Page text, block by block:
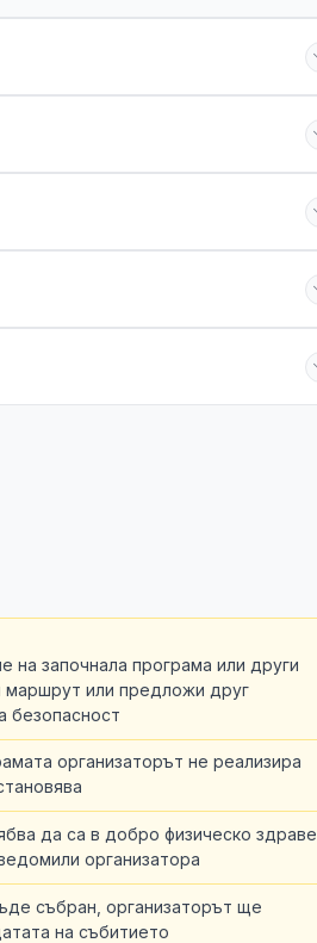
на започнала програма или други
или предложи друг
безопасност
организаторът не реализира
да са в добро физическо здраве,
организатора
събран, организаторът ще
на събитието